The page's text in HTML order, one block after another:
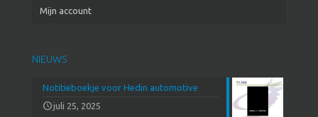
Mijn account
NIEUWS
Notitieboekje voor Hedin automotive
juli 25, 2025